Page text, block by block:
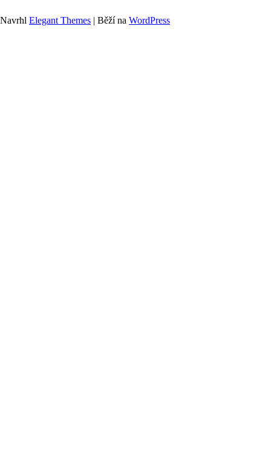
Navrhl Elegant Themes | Běží na WordPress